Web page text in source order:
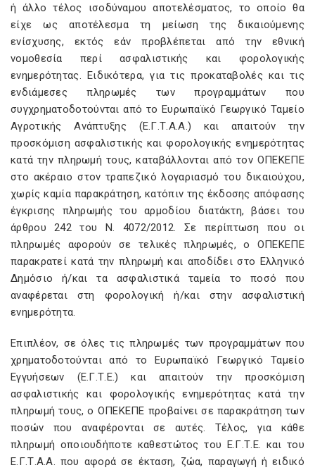
ή άλλο τέλος ισοδύναμου αποτελέσματος, το οποίο θα
είχε ως αποτέλεσμα τη μείωση της δικαιούμενης
ενίσχυσης, εκτός εάν προβλέπεται από την εθνική
νομοθεσία περί ασφαλιστικής και φορολογικής
ενημερότητας. Ειδικότερα, για τις προκαταβολές και τις
ενδιάμεσες πληρωμές των προγραμμάτων που
συγχρηματοδοτούνται από το Ευρωπαϊκό Γεωργικό Ταμείο
Αγροτικής Ανάπτυξης (Ε.Γ.Τ.Α.Α.) και απαιτούν την
προσκόμιση ασφαλιστικής και φορολογικής ενημερότητας
κατά την πληρωμή τους, καταβάλλονται από τον ΟΠΕΚΕΠΕ
στο ακέραιο στον τραπεζικό λογαριασμό του δικαιούχου,
χωρίς καμία παρακράτηση, κατόπιν της έκδοσης απόφασης
έγκρισης πληρωμής του αρμοδίου διατάκτη, βάσει του
άρθρου 242 του Ν. 4072/2012. Σε περίπτωση που οι
πληρωμές αφορούν σε τελικές πληρωμές, ο ΟΠΕΚΕΠΕ
παρακρατεί κατά την πληρωμή και αποδίδει στο Ελληνικό
Δημόσιο ή/και τα ασφαλιστικά ταμεία το ποσό που
αναφέρεται στη φορολογική ή/και στην ασφαλιστική
ενημερότητα.
Επιπλέον, σε όλες τις πληρωμές των προγραμμάτων που
χρηματοδοτούνται από το Ευρωπαϊκό Γεωργικό Ταμείο
Εγγυήσεων (Ε.Γ.Τ.Ε.) και απαιτούν την προσκόμιση
ασφαλιστικής και φορολογικής ενημερότητας κατά την
πληρωμή τους, ο ΟΠΕΚΕΠΕ προβαίνει σε παρακράτηση των
ποσών που αναφέρονται σε αυτές. Τέλος, για κάθε
πληρωμή οποιουδήποτε καθεστώτος του Ε.Γ.Τ.Ε. και του
Ε.Γ.Τ.Α.Α. που αφορά σε έκταση, ζώα, παραγωγή ή ειδικό